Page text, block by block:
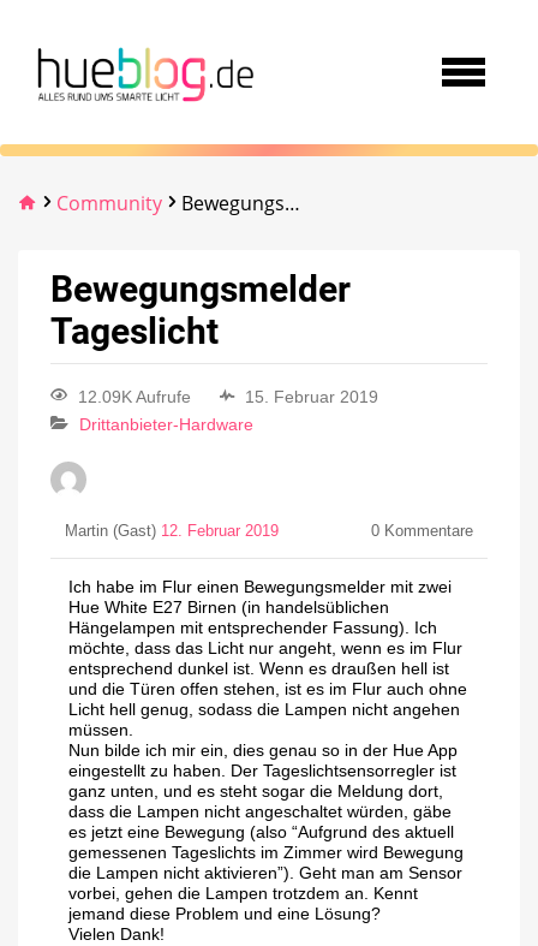
Community Bewegungsmelder Tageslicht
Bewegungsmelder
Tageslicht
12.09K Aufrufe
15. Februar 2019
Drittanbieter-Hardware
Martin (Gast) 12. Februar 2019 0 Kommentare
Ich habe im Flur einen Bewegungsmelder mit zwei
Hue White E27 Birnen (in handelsüblichen
Hängelampen mit entsprechender Fassung). Ich
möchte, dass das Licht nur angeht, wenn es im Flur
entsprechend dunkel ist. Wenn es draußen hell ist
und die Türen offen stehen, ist es im Flur auch ohne
Licht hell genug, sodass die Lampen nicht angehen
müssen.
Nun bilde ich mir ein, dies genau so in der Hue App
eingestellt zu haben. Der Tageslichtsensorregler ist
ganz unten, und es steht sogar die Meldung dort,
dass die Lampen nicht angeschaltet würden, gäbe
es jetzt eine Bewegung (also “Aufgrund des aktuell
gemessenen Tageslichts im Zimmer wird Bewegung
die Lampen nicht aktivieren”). Geht man am Sensor
vorbei, gehen die Lampen trotzdem an. Kennt
jemand diese Problem und eine Lösung?
Vielen Dank!